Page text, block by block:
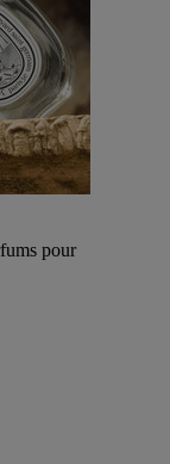
pour